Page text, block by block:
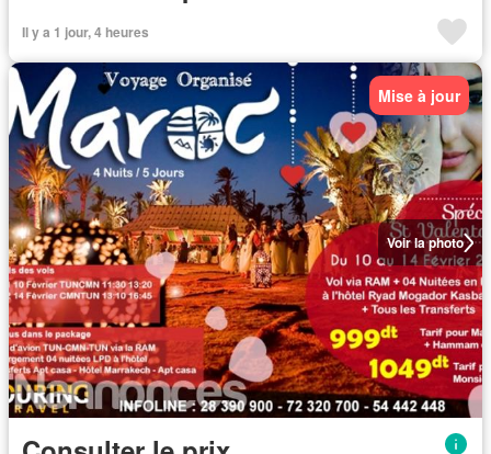
Il y a 1 jour, 4 heures
Voir la photo
Mise à jour